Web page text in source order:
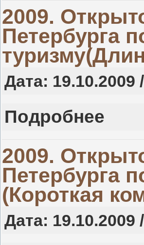
2009.
Петербурга
Дата:
Подробнее
2009.
Петербурга
(Короткая
Дата: